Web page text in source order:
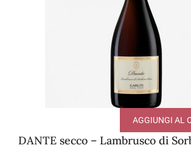
DANTE secco – Lambrusco di
AGGIUNGI AL